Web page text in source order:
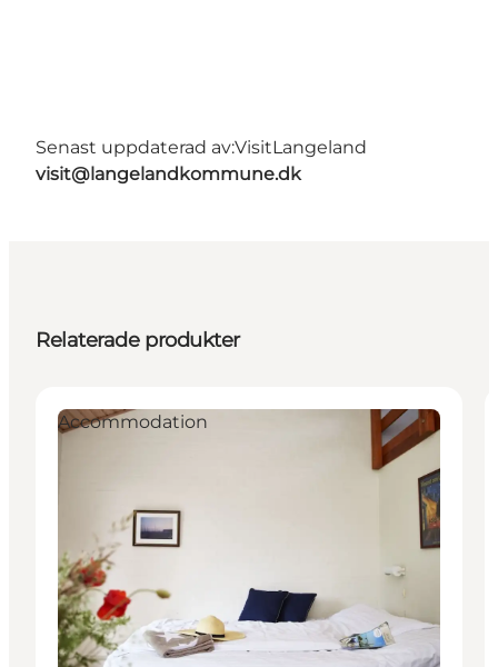
Senast uppdaterad av:VisitLangeland
visit@langelandkommune.dk
Relaterade produkter
Accommodation